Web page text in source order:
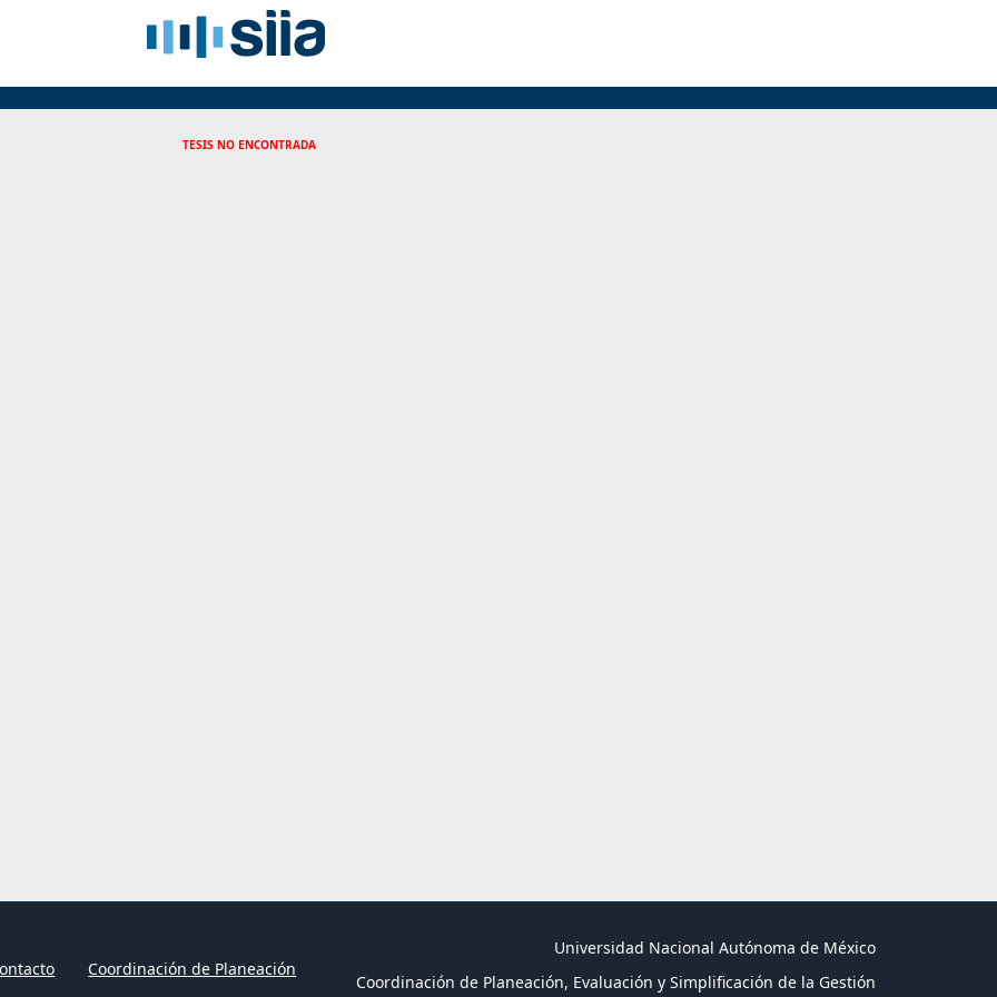
TESIS NO ENCONTRADA
Coordinación de Planeación
Universidad Nacional Autónoma de México
Coordinación de Planeación, Evaluación y Simplificación de la Gestión